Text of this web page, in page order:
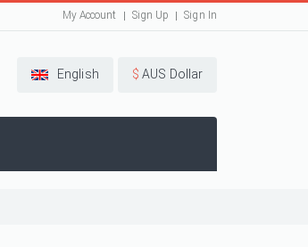
My Account Sign Up Sign In
English $ AUS Dollar